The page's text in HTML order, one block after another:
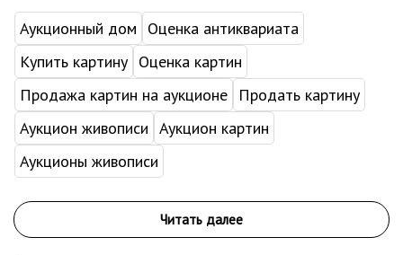
Аукционный дом
Оценка антиквариата
Купить картину Оценка картин
Продажа картин на аукционе
Продать картину
Аукцион живописи Аукцион картин
Аукционы живописи